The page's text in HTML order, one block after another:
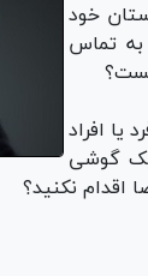
خود
به تماس
یا افراد
یک گوشی
نکنید؟